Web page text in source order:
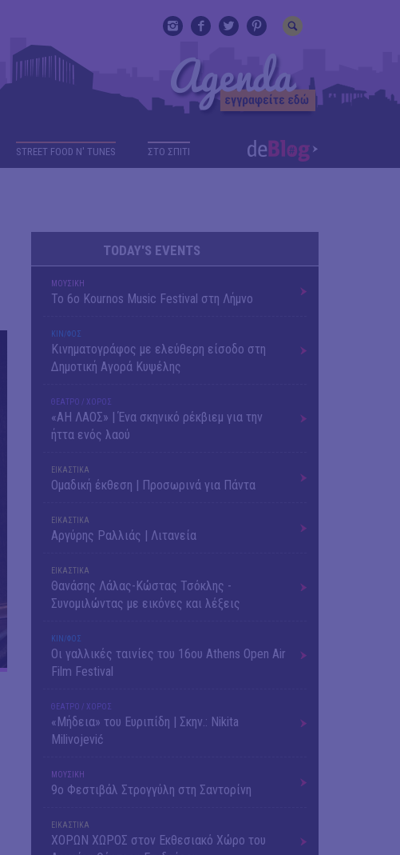
STREET FOOD N' TUNES ΣΤΟ ΣΠΙΤΙ
TODAY'S EVENTS
ΜΟΥΣΙΚΗ
Το 6ο Kournos Music Festival στη Λήμνο
ΚΙΝ/ΦΟΣ
Κινηματογράφος με ελεύθερη είσοδο στη
Δημοτική Αγορά Κυψέλης
ΘΕΑΤΡΟ / ΧΟΡΟΣ
«ΑΗ ΛΑΟΣ» | Ένα σκηνικό ρέκβιεμ για την
ήττα ενός λαού
ΕΙΚΑΣΤΙΚΑ
Ομαδική έκθεση | Προσωρινά για Πάντα
ΕΙΚΑΣΤΙΚΑ
Αργύρης Ραλλιάς | Λιτανεία
ΕΙΚΑΣΤΙΚΑ
Θανάσης Λάλας-Κώστας Τσόκλης -
Συνομιλώντας με εικόνες και λέξεις
ΚΙΝ/ΦΟΣ
Οι γαλλικές ταινίες του 16ου Athens Open Air
Film Festival
ΘΕΑΤΡΟ / ΧΟΡΟΣ
«Μήδεια» του Ευριπίδη | Σκην.: Nikita
Milivojević
ΜΟΥΣΙΚΗ
9o Φεστιβάλ Στρογγύλη στη Σαντορίνη
ΕΙΚΑΣΤΙΚΑ
ΧΟΡΩΝ ΧΩΡΟΣ στον Εκθεσιακό Χώρο του